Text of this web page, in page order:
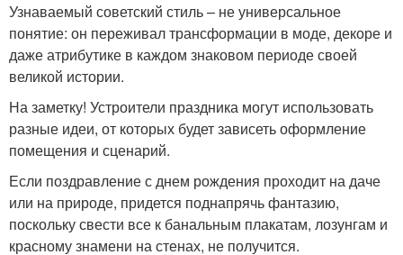
Узнаваемый советский стиль – не универсальное
понятие: он переживал трансформации в моде, декоре и
даже атрибутике в каждом знаковом периоде своей
великой истории.
На заметку! Устроители праздника могут использовать
разные идеи, от которых будет зависеть оформление
помещения и сценарий.
Если поздравление с днем рождения проходит на даче
или на природе, придется поднапрячь фантазию,
поскольку свести все к банальным плакатам, лозунгам и
красному знамени на стенах, не получится.